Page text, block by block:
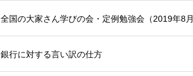
全国の大家さん学びの会・定例勉強会（2019年8月
銀行に対する言い訳の仕方